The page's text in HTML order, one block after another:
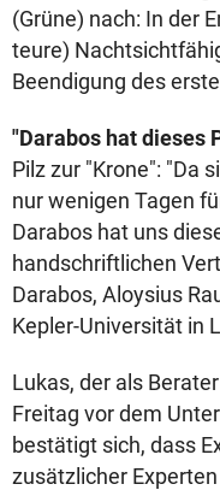
(Grüne) nach: In der
teure)
Beendigung des
"Darabos hat dieses
Pilz zur "Krone": "Da
nur wenigen Tagen
Darabos hat uns
handschriftlichen
Darabos, Aloysius
Kepler-Universität in
Lukas, der als
Freitag vor dem
bestätigt sich, dass
zusätzlicher